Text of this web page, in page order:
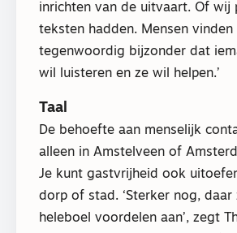
inrichten van de uitvaart. Of wij
teksten hadden. Mensen vinden
tegenwoordig bijzonder dat
wil luisteren en ze wil helpen.’
Taal
De behoefte aan menselijk
alleen in Amstelveen of
Je kunt gastvrijheid ook
dorp of stad. ‘Sterker nog, daar
heleboel voordelen aan’, zegt